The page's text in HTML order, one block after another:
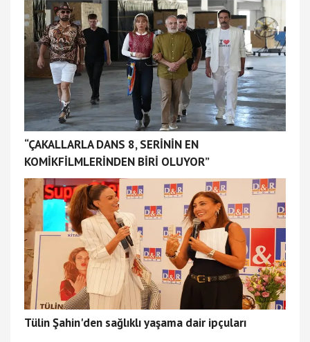
“ÇAKALLARLA DANS 8, SERİNİN EN
KOMİKFİLMLERİNDEN BİRİ OLUYOR”
Tülin Şahin'den sağlıklı yaşama dair ipçuları